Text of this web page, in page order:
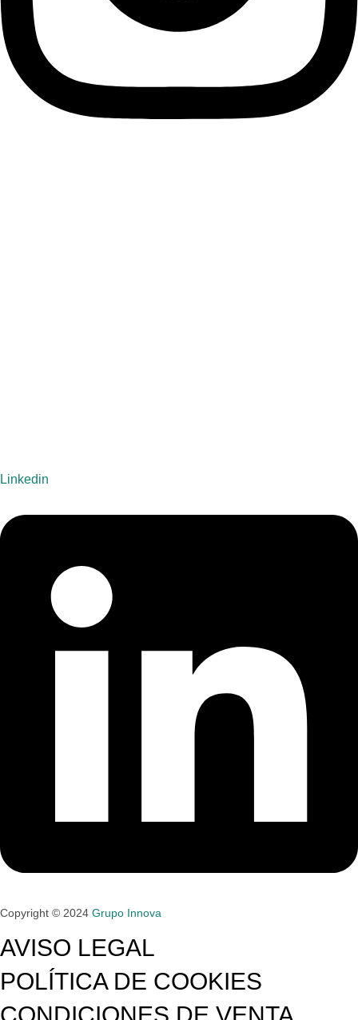
Linkedin
Copyright © 2024 Grupo Innova
AVISO LEGAL
POLÍTICA DE COOKIES
CONDICIONES DE VENTA